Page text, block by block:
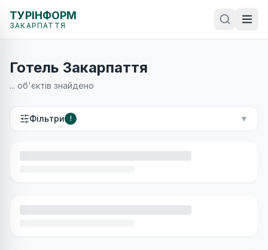
ТУРІНФОРМ
ЗАКАРПАТТЯ
Готель Закарпаття
... об'єктів знайдено
Фільтри ! ▼